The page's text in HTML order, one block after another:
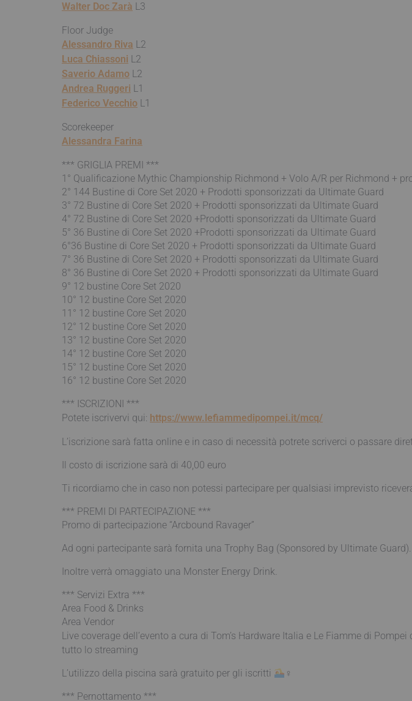
Walter Doc Zarà L3
Floor Judge
Alessandro Riva L2
Luca Chiassoni L2
Saverio Adamo L2
Andrea Ruggeri L1
Federico Vecchio L1
Scorekeeper
Alessandra Farina
*** GRIGLIA PREMI ***
1° Qualificazione Mythic Championship Richmond + Volo A/R per Richmond +
2° 144 Bustine di Core Set 2020 + Prodotti sponsorizzati da Ultimate Guard
3° 72 Bustine di Core Set 2020 + Prodotti sponsorizzati da Ultimate Guard
4° 72 Bustine di Core Set 2020 +Prodotti sponsorizzati da Ultimate Guard
5° 36 Bustine di Core Set 2020 +Prodotti sponsorizzati da Ultimate Guard
6°36 Bustine di Core Set 2020 + Prodotti sponsorizzati da Ultimate Guard
7° 36 Bustine di Core Set 2020 + Prodotti sponsorizzati da Ultimate Guard
8° 36 Bustine di Core Set 2020 + Prodotti sponsorizzati da Ultimate Guard
9° 12 bustine Core Set 2020
10° 12 bustine Core Set 2020
11° 12 bustine Core Set 2020
12° 12 bustine Core Set 2020
13° 12 bustine Core Set 2020
14° 12 bustine Core Set 2020
15° 12 bustine Core Set 2020
16° 12 bustine Core Set 2020
*** ISCRIZIONI ***
Potete iscrivervi qui: https://www.lefiammedipompei.it/mcq/
L’iscrizione sarà fatta online e in caso di necessità potrete scriverci o passare
Il costo di iscrizione sarà di 40,00 euro
Ti ricordiamo che in caso non potessi partecipare per qualsiasi imprevisto
*** PREMI DI PARTECIPAZIONE ***
Promo di partecipazione “Arcbound Ravager”
Ad ogni partecipante sarà fornita una Trophy Bag (Sponsored by Ultimate Guard).
Inoltre verrà omaggiato una Monster Energy Drink.
*** Servizi Extra ***
Area Food & Drinks
Area Vendor
Live coverage dell’evento a cura di Tom’s Hardware Italia e Le Fiamme di
tutto lo streaming
L’utilizzo della piscina sarà gratuito per gli iscritti
‍♀
*** Pernottamento ***